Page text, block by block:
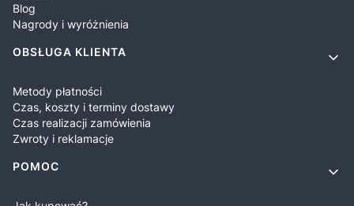
Blog
Nagrody i wyróżnienia
OBSŁUGA KLIENTA
Metody płatności
Czas, koszty i terminy dostawy
Czas realizacji zamówienia
Zwroty i reklamacje
POMOC